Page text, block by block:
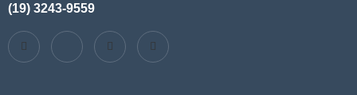
(19) 3243-9559